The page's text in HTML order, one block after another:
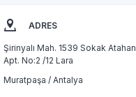
ADRES
Şirinyalı Mah. 1539 Sokak Atahan
Apt. No:2 /12 Lara
Muratpaşa / Antalya